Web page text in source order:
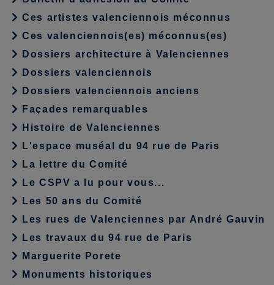
Ces artistes valenciennois méconnus
Ces valenciennois(es) méconnus(es)
Dossiers architecture à Valenciennes
Dossiers valenciennois
Dossiers valenciennois anciens
Façades remarquables
Histoire de Valenciennes
L'espace muséal du 94 rue de Paris
La lettre du Comité
Le CSPV a lu pour vous...
Les 50 ans du Comité
Les rues de Valenciennes par André Gauvin
Les travaux du 94 rue de Paris
Marguerite Porete
Monuments historiques